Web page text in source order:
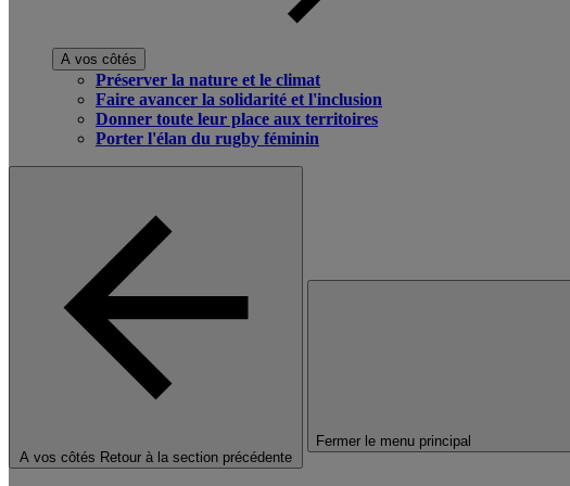
A vos côtés
Préserver la nature et le climat
Faire avancer la solidarité et l'inclusion
Donner toute leur place aux territoires
Porter l'élan du rugby féminin
A vos côtés Retour à la section précédente
Fermer le menu principal